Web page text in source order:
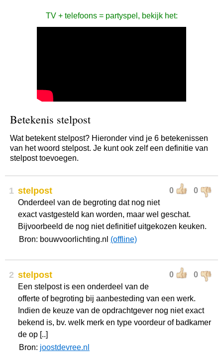
TV + telefoons = partyspel, bekijk het:
Betekenis stelpost
Wat betekent stelpost? Hieronder vind je 6 betekenissen
van het woord stelpost. Je kunt ook zelf een definitie van
stelpost toevoegen.
1 0 0
stelpost
Onderdeel van de begroting dat nog niet
exact vastgesteld kan worden, maar wel geschat.
Bijvoorbeeld de nog niet definitief uitgekozen keuken.
Bron: bouwvoorlichting.nl (offline)
2 0 0
stelpost
Een stelpost is een onderdeel van de
offerte of begroting bij aanbesteding van een werk.
Indien de keuze van de opdrachtgever nog niet exact
bekend is, bv. welk merk en type voordeur of badkamer
de op [..]
Bron: joostdevree.nl